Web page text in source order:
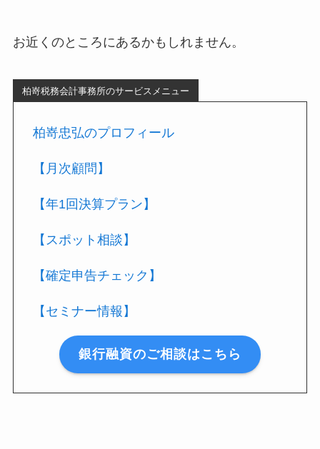
お近くのところにあるかもしれません。
柏嵜税務会計事務所のサービスメニュー
柏嵜忠弘のプロフィール
【月次顧問】
【年1回決算プラン】
【スポット相談】
【確定申告チェック】
【セミナー情報】
銀行融資のご相談はこちら